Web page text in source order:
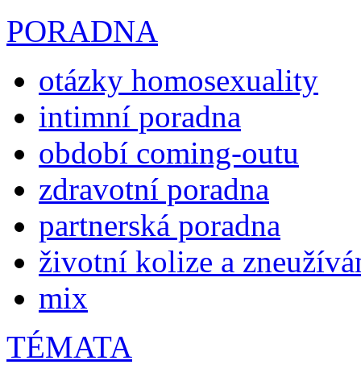
PORADNA
otázky homosexuality
intimní poradna
období coming-outu
zdravotní poradna
partnerská poradna
životní kolize a
mix
TÉMATA